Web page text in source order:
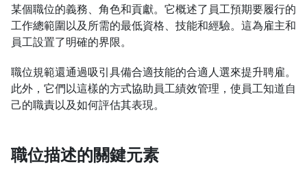
某個職位的義務、角色和貢獻。它概述了員工預期要履行的
工作總範圍以及所需的最低資格、技能和經驗。這為雇主和
員工設置了明確的界限。
職位規範還通過吸引具備合適技能的合適人選來提升聘雇。
此外，它們以這樣的方式協助員工績效管理，使員工知道自
己的職責以及如何評估其表現。
職位描述的關鍵元素